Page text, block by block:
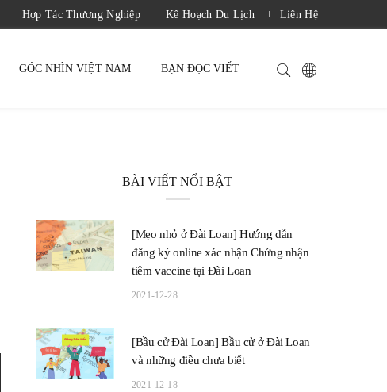
Hợp Tác Thương Nghiệp Kế Hoạch Du Lịch Liên Hệ
GÓC NHÌN VIỆT NAM BẠN ĐỌC VIẾT
BÀI VIẾT NỔI BẬT
[Mẹo nhỏ ở Đài Loan] Hướng dẫn
đăng ký online xác nhận Chứng nhận
tiêm vaccine tại Đài Loan
2021-12-28
[Bầu cử Đài Loan] Bầu cử ở Đài Loan
và những điều chưa biết
2021-12-18